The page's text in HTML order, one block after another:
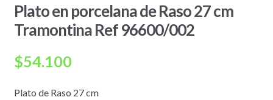
Plato en porcelana de Raso 27 cm
Tramontina Ref 96600/002
$54.100
Plato de Raso 27 cm